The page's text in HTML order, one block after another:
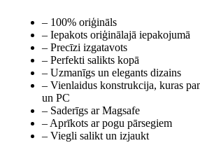
– 100% oriģināls
– Iepakots oriģinālajā iepakojumā
– Precīzi izgatavots
– Perfekti salikts kopā
– Uzmanīgs un elegants dizains
– Vienlaidus konstrukcija, kuras
un PC
– Saderīgs ar Magsafe
– Aprīkots ar pogu pārsegiem
– Viegli salikt un izjaukt